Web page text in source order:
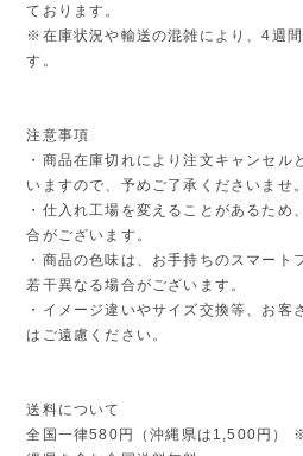
ております。
※在庫状況や輸送の混雑により、4週
す。
注意事項
・商品在庫切れにより注文キャンセル
いますので、予めご了承くださいませ。
・仕入れ工場を変えることがあるため
合がございます。
・商品の色味は、お手持ちのスマート
若干異なる場合がございます。
・イメージ違いやサイズ交換等、お客
はご遠慮ください。
送料について
全国一律580円（沖縄県は1,500円）